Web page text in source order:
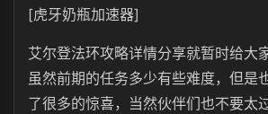
[虎牙奶瓶加速器]
艾尔登法环攻略详情分享就暂时给大
虽然前期的任务多少有些难度，但是
了很多的惊喜，当然伙伴们也不要太